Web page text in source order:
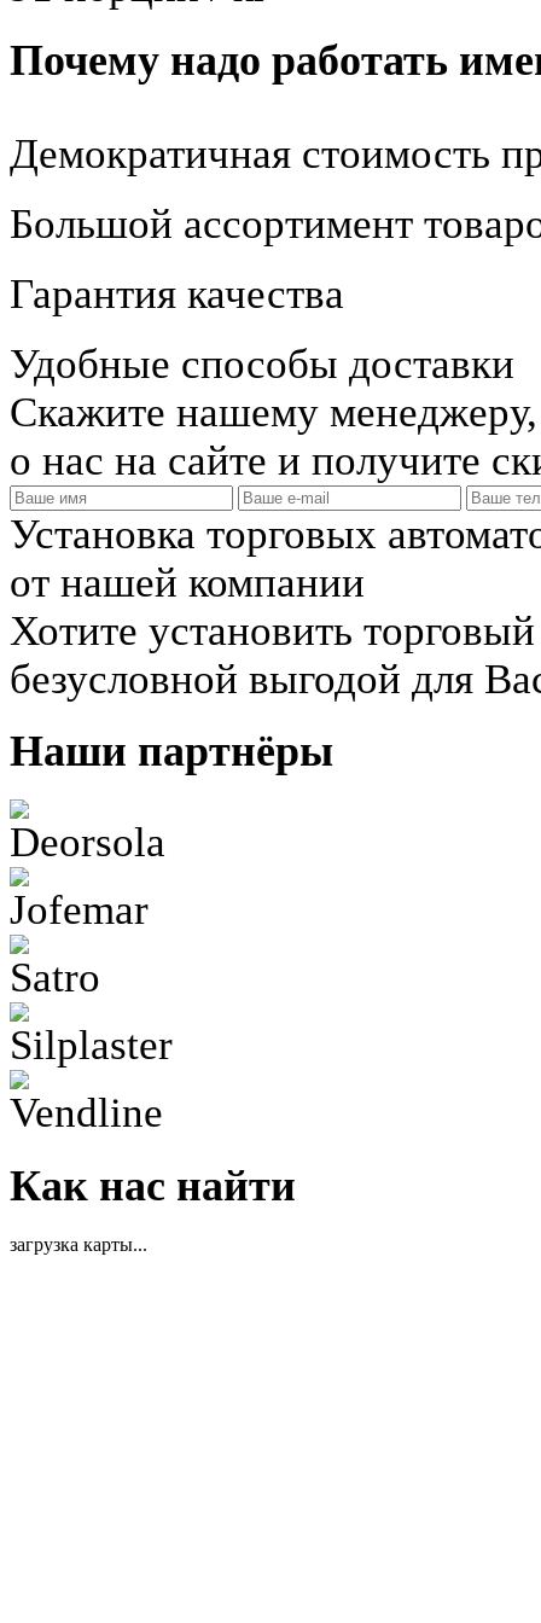
Почему надо работать
Демократичная стоимость
Большой ассортимент
Гарантия качества
Удобные способы доставки
Скажите нашему менеджеру,
о нас на сайте и получите
Установка торговых
от нашей компании
Хотите установить
безусловной выгодой для
Наши партнёры
Как нас найти
загрузка карты...